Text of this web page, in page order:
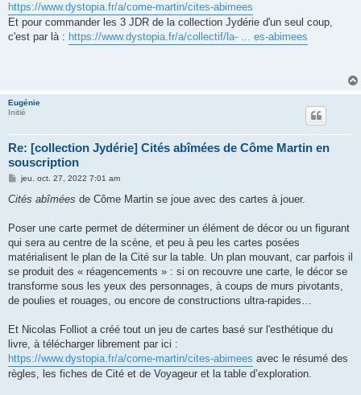
https://www.dystopia.fr/a/come-martin/cites-abimees
Et pour commander les 3 JDR de la collection Jydérie d'un seul coup,
c'est par là : https://www.dystopia.fr/a/collectif/la- ... es-abimees
Eugénie
Initié
Re: [collection Jydérie] Cités abîmées de Côme Martin en
souscription
M
s
g
jeu. oct. 27, 2022 7:01 am
Cités abîmées de Côme Martin se joue avec des cartes à jouer.
Poser une carte permet de déterminer un élément de décor ou un figurant
qui sera au centre de la scène, et peu à peu les cartes posées
matérialisent le plan de la Cité sur la table. Un plan mouvant, car parfois il
se produit des « réagencements » : si on recouvre une carte, le décor se
transforme sous les yeux des personnages, à coups de murs pivotants,
de poulies et rouages, ou encore de constructions ultra-rapides…
Et Nicolas Folliot a créé tout un jeu de cartes basé sur l'esthétique du
livre, à télécharger librement par ici :
https://www.dystopia.fr/a/come-martin/cites-abimees avec le résumé des
règles, les fiches de Cité et de Voyageur et la table d’exploration.